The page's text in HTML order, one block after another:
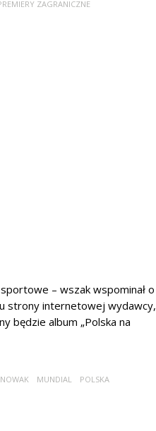
ZAGRANICZNE
– wszak wspominał o
strony internetowej wydawcy,
będzie album „Polska na
MUNDIAL
POLSKA